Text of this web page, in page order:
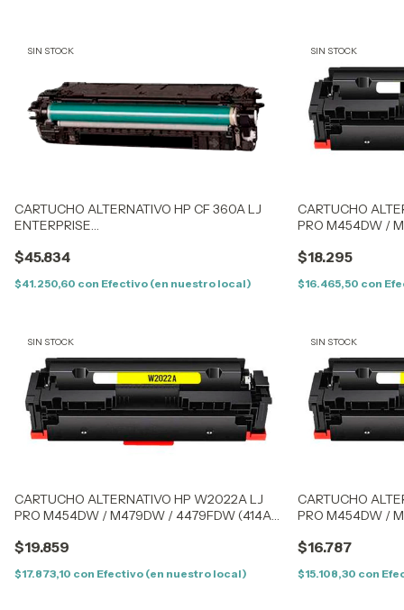
SIN STOCK
CARTUCHO ALTERNATIVO HP CF 360A LJ
ENTERPRISE
(508A)- BLACK - (CF360A)
$45.834
$41.250,60 con Efectivo (en nuestro local)
SIN STOCK
CARTUCHO
PRO M454DW /
$18.295
$16.465,50 con
SIN STOCK
CARTUCHO ALTERNATIVO HP W2022A LJ
PRO M454DW / M479DW / 4479FDW (414AY)
$19.859
$17.873,10 con Efectivo (en nuestro local)
SIN STOCK
CARTUCHO
PRO M454DW /
$16.787
$15.108,30 con